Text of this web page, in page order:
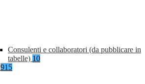
Consulenti e collaboratori (da pubblicare in
tabelle) 10
915